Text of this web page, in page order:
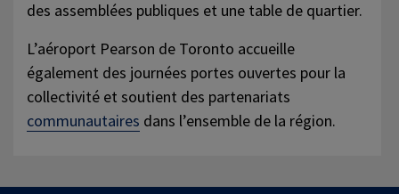
des assemblées publiques et une table de quartier.
L’aéroport Pearson de Toronto accueille
également des journées portes ouvertes pour la
collectivité et soutient des partenariats
communautaires dans l’ensemble de la région.